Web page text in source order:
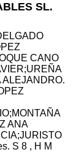
SL.
CANO
ALEJANDRO.
ANA
S 8 , H M